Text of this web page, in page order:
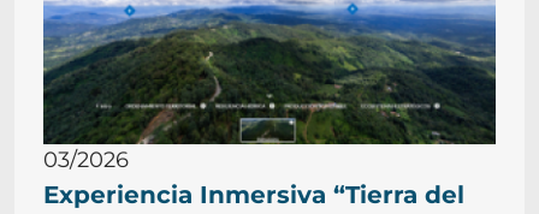
03/2026
Experiencia Inmersiva “Tierra del